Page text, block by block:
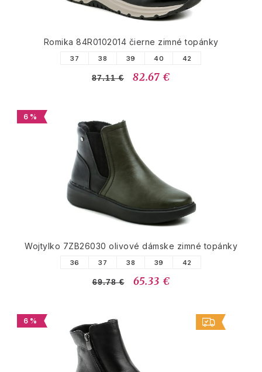
Romika 84R0102014 čierne zimné topánky
37 38 39 40 42
87.11 € 82.67 €
6 %
Wojtylko 7ZB26030 olivové dámske zimné topánky
36 37 38 39 42
69.78 € 65.33 €
6 %